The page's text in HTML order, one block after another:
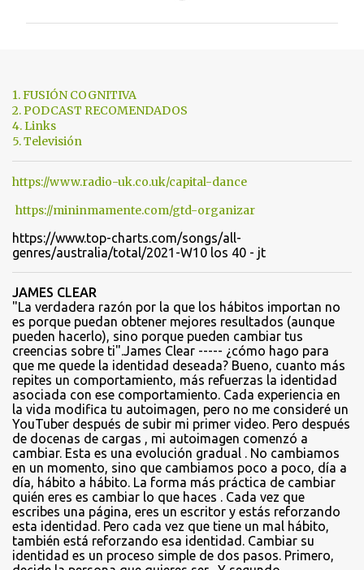
a
r
o
1. FUSIÓN COGNITIVA
2. PODCAST RECOMENDADOS
4. Links
5. Televisión
https://www.radio-uk.co.uk/capital-dance
https://mininmamente.com/gtd-organizar
https://www.top-charts.com/songs/all-
genres/australia/total/2021-W10 los 40 - jt
JAMES CLEAR
"La verdadera razón por la que los hábitos importan no
es porque puedan obtener mejores resultados (aunque
pueden hacerlo), sino porque pueden cambiar tus
creencias sobre ti".James Clear ----- ¿cómo hago para
que me quede la identidad deseada? Bueno, cuanto más
repites un comportamiento, más refuerzas la identidad
asociada con ese comportamiento. Cada experiencia en
la vida modifica tu autoimagen, pero no me consideré un
YouTuber después de subir mi primer video. Pero después
de docenas de cargas , mi autoimagen comenzó a
cambiar. Esta es una evolución gradual . No cambiamos
en un momento, sino que cambiamos poco a poco, día a
día, hábito a hábito. La forma más práctica de cambiar
quién eres es cambiar lo que haces . Cada vez que
escribes una página, eres un escritor y estás reforzando
esta identidad. Pero cada vez que tiene un mal hábito,
también está reforzando esa identidad. Cambiar su
identidad es un proceso simple de dos pasos. Primero,